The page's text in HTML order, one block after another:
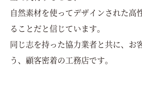
自然素材を使ってデザインされた高
ることだと信じています。
同じ志を持った協力業者と共に、お
う、顧客密着の工務店です。